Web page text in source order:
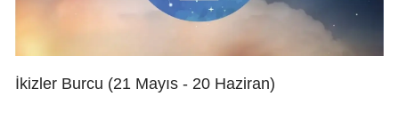
İkizler Burcu (21 Mayıs - 20 Haziran)